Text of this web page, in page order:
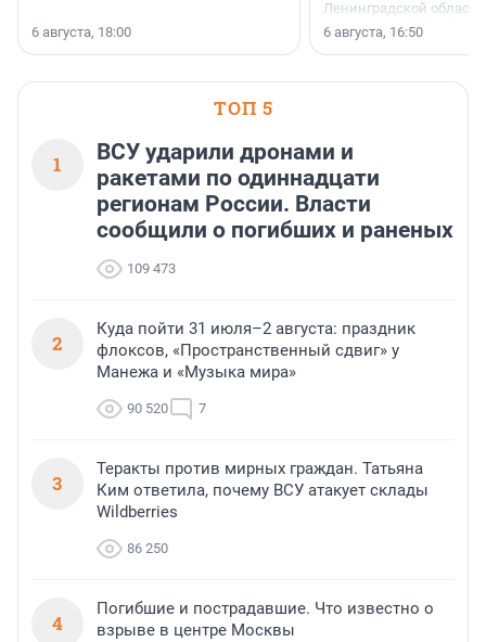
6 августа, 18:00
Ленинградской области
номинации «Самый
застройщик
области».
6 августа, 16:50
ТОП 5
1
ВСУ ударили дронами и
ракетами по одиннадцати
регионам России. Власти
сообщили о погибших и раненых
109 473
2
Куда пойти 31 июля–2 августа: праздник
флоксов, «Пространственный сдвиг» у
Манежа и «Музыка мира»
90 520 7
3
Теракты против мирных граждан. Татьяна
Ким ответила, почему ВСУ атакует склады
Wildberries
86 250
4
Погибшие и пострадавшие. Что известно о
взрыве в центре Москвы